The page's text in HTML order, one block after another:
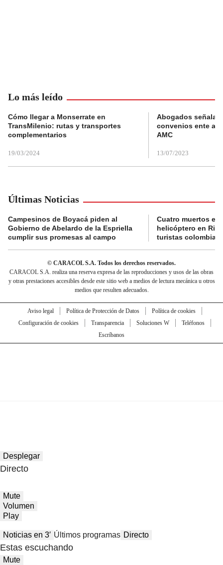
Lo más leído
Cómo llegar a Monserrate en
TransMilenio: rutas y transportes
complementarios
19/03/2024
Abogados
convenios ente
AMC
13/07/2023
Últimas Noticias
Campesinos de Boyacá piden al
Gobierno de Abelardo de la Espriella
cumplir sus promesas al campo
Cuatro muertos en
helicóptero en
turistas
© CARACOL S.A. Todos los derechos reservados.
CARACOL S.A. realiza una reserva expresa de las reproducciones y usos de las obras
y otras prestaciones accesibles desde este sitio web a medios de lectura mecánica u otros
medios que resulten adecuados.
Aviso legal Política de Protección de Datos
Política de cookies
Configuración de cookies
Transparencia Soluciones W
Teléfonos
Escríbanos
Desplegar
Directo
Mute
Volumen
Play
Noticias en 3′ Últimos programas Directo
Estas escuchando
Mute